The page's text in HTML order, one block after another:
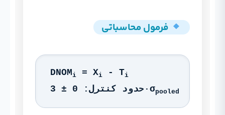
فرمول محاسباتی
DNOMi = Xi - Ti
حدود کنترل: 0 ± 3·σpooled